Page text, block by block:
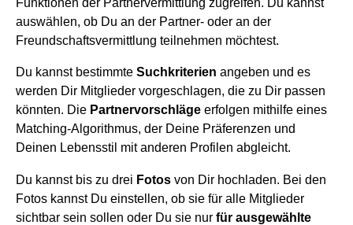
auswählen, ob Du an der Partner- oder an der
Freundschaftsvermittlung teilnehmen möchtest.
Du kannst bestimmte Suchkriterien angeben und es
werden Dir Mitglieder vorgeschlagen, die zu Dir passen
könnten. Die Partnervorschläge erfolgen mithilfe eines
Matching-Algorithmus, der Deine Präferenzen und
Deinen Lebensstil mit anderen Profilen abgleicht.
Du kannst bis zu drei Fotos von Dir hochladen. Bei den
Fotos kannst Du einstellen, ob sie für alle Mitglieder
sichtbar sein sollen oder Du sie nur für ausgewählte